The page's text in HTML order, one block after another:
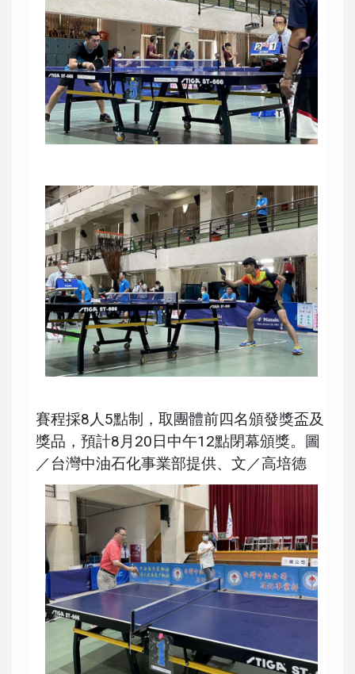
賽程採8人5點制，取團體前四名頒發獎盃及
獎品，預計8月20日中午12點閉幕頒獎。圖
／台灣中油石化事業部提供、文／高培德